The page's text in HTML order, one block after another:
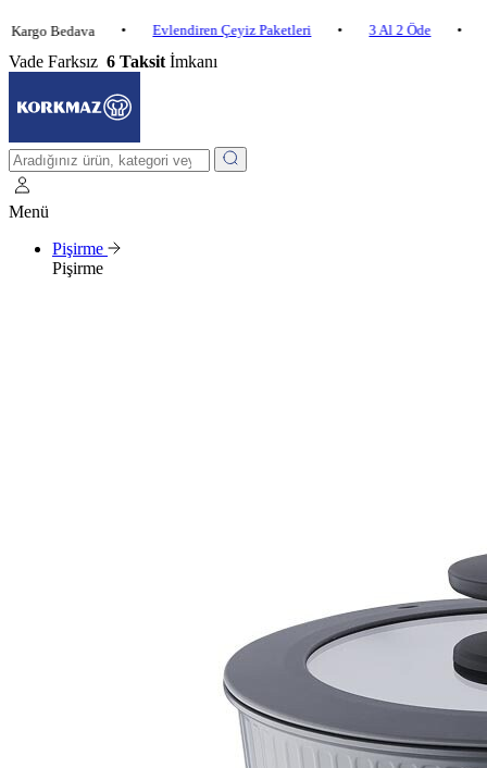
• Evlendiren Çeyiz Paketleri • 3 Al 2 Öde • 2.500
Vade Farksız 6 Taksit İmkanı
Menü
Pişirme
Pişirme